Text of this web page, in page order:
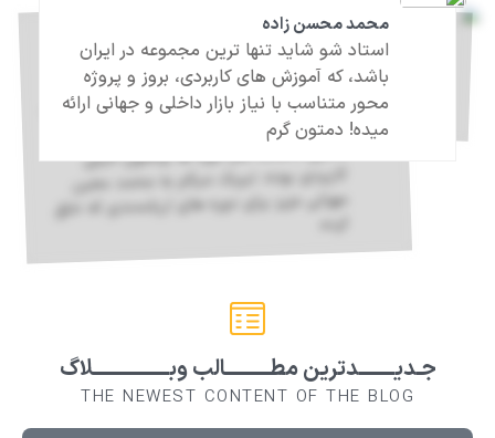
علیرضا محمدی
به واسطه فیلد کاری متفاوت، من تجربه
استفاده از دوره ها استاد شو رو نداشتم ولی
هر کدوم از بچه های تیم‌ فنی‌مون که یک دوره
از مجموعه راست چین تهیه کرده،‌ هم رضایت
بالایی داشتند هم دوره ها براشون خیلی
کاربردی بوده. تبریک میگم به محمد معین
مهرانی عزیز برای دوره های ارزشمندی که خلق
محمد محسن زاده
استاد شو شاید تنها ترین مجموعه در ایران
باشد، که آموزش های کاربردی، بروز و پروژه
محور متناسب با نیاز بازار داخلی و جهانی ارائه
میده! دمتون گرم
نگار عبدی
برنامه‌نویسی کارخانه‌ی تبدیل ایده به واقعیت
است که با کمک آموزش‌های جذاب و کاربردی
استاد شو، میتوانید مالک این کارخانه باشید.
جـدیــــــــدترین مطــــــــــالب وبـــــــــــــــــلاگ
THE NEWEST CONTENT OF THE BLOG